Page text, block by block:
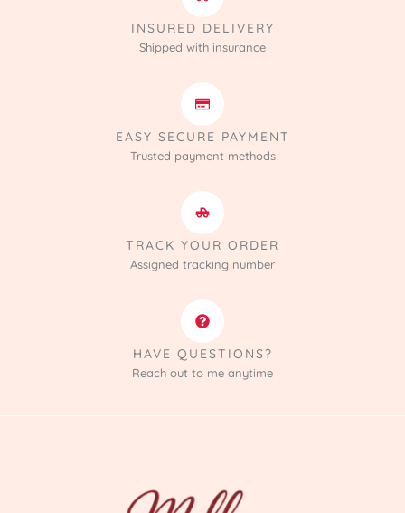
INSURED DELIVERY
Shipped with insurance
EASY SECURE PAYMENT
Trusted payment methods
TRACK YOUR ORDER
Assigned tracking number
HAVE QUESTIONS?
Reach out to me anytime